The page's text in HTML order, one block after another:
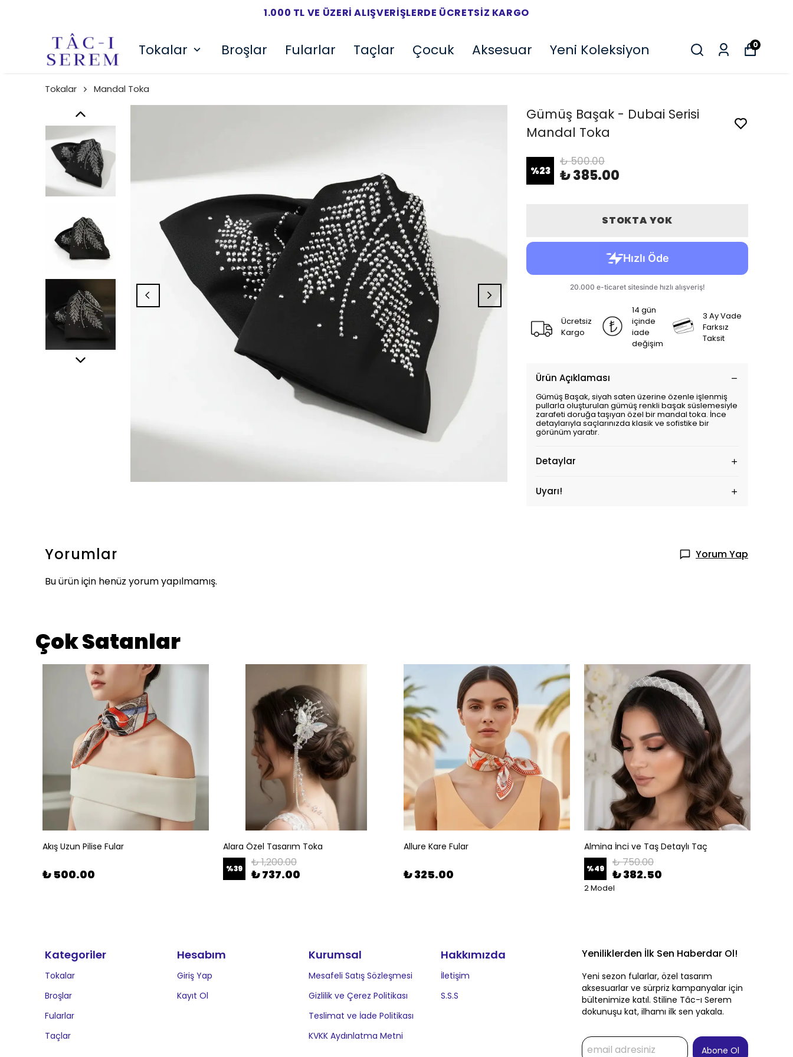
1.000 TL VE ÜZERI ALIŞVERIŞLERDE ÜCRETSIZ KARGO
Tokalar Broşlar Fularlar Taçlar Çocuk Aksesuar Yeni Koleksiyon 0
Tokalar Mandal Toka
Gümüş Başak - Dubai Serisi
Mandal Toka
%23
₺ 500.00
₺ 385.00
STOKTA YOK
Ücretsiz
Kargo
14 gün
içinde
iade
değişim
3 Ay Vade
Farksız
Taksit
Ürün Açıklaması
Gümüş Başak, siyah saten üzerine özenle işlenmiş
pullarla oluşturulan gümüş renkli başak süslemesiyle
zarafeti doruğa taşıyan özel bir mandal toka. İnce
detaylarıyla saçlarınızda klasik ve sofistike bir
görünüm yaratır.
Detaylar
Uyarı!
Yorumlar
Yorum Yap
Bu ürün için henüz yorum yapılmamış.
Çok Satanlar
Akış Uzun Pilise Fular
₺ 500.00
Alara Özel Tasarım Toka
%39 ₺ 1,200.00
₺ 737.00
Allure Kare Fular
₺ 325.00
Almina İnci ve Taş Detaylı Taç
%49 ₺ 750.00
₺ 382.50
2 Model
Kategoriler
Tokalar
Broşlar
Fularlar
Taçlar
Hesabım
Giriş Yap
Kayıt Ol
Kurumsal
Mesafeli Satış Sözleşmesi
Gizlilik ve Çerez Politikası
Teslimat ve İade Politikası
KVKK Aydınlatma Metni
Hakkımızda
İletişim
S.S.S
Yeniliklerden İlk Sen Haberdar Ol!
Yeni sezon fularlar, özel tasarım
aksesuarlar ve sürpriz kampanyalar için
bültenimize katıl. Stiline Tâc-ı Serem
dokunuşu kat, ilhamı ilk sen yakala.
Abone Ol